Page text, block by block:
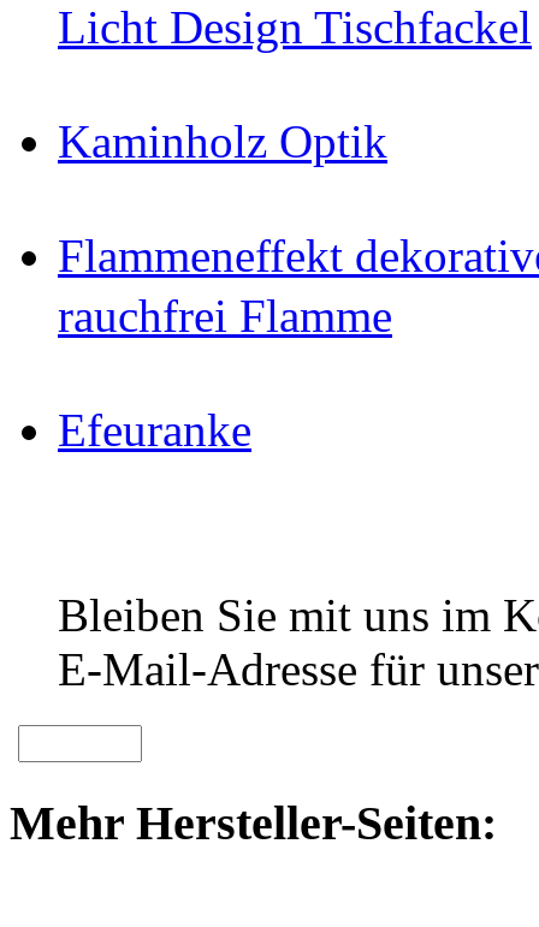
Licht Design Tischfackel
Kaminholz Optik
Flammeneffekt
rauchfrei Flamme
Efeuranke
Bleiben Sie mit uns im
E-Mail-Adresse für
Mehr Hersteller-Seiten: